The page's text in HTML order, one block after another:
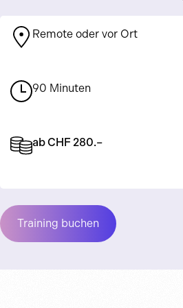
Remote oder vor Ort
90 Minuten
ab CHF 280.–
Training buchen